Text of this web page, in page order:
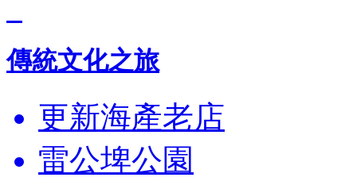
傳統文化之旅
更新海產老店
雷公埤公園